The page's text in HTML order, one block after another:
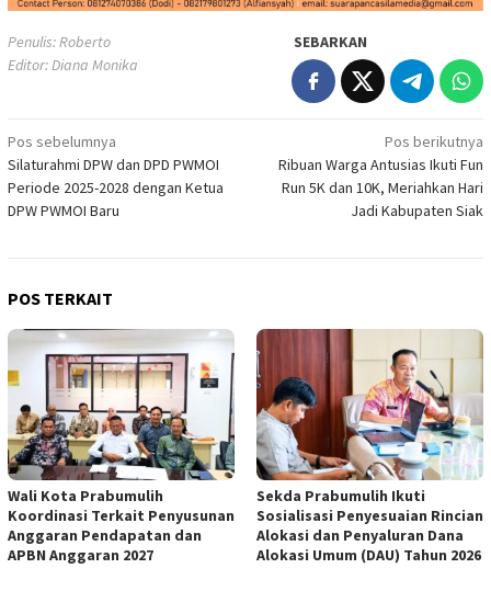
Penulis: Roberto
Editor: Diana Monika
SEBARKAN
Navigasi
pos
Pos sebelumnya
Silaturahmi DPW dan DPD PWMOI
Periode 2025-2028 dengan Ketua
DPW PWMOI Baru
Pos berikutnya
Ribuan Warga Antusias Ikuti Fun
Run 5K dan 10K, Meriahkan Hari
Jadi Kabupaten Siak
POS TERKAIT
Wali Kota Prabumulih
Koordinasi Terkait Penyusunan
Anggaran Pendapatan dan
APBN Anggaran 2027
Sekda Prabumulih Ikuti
Sosialisasi Penyesuaian Rincian
Alokasi dan Penyaluran Dana
Alokasi Umum (DAU) Tahun 2026